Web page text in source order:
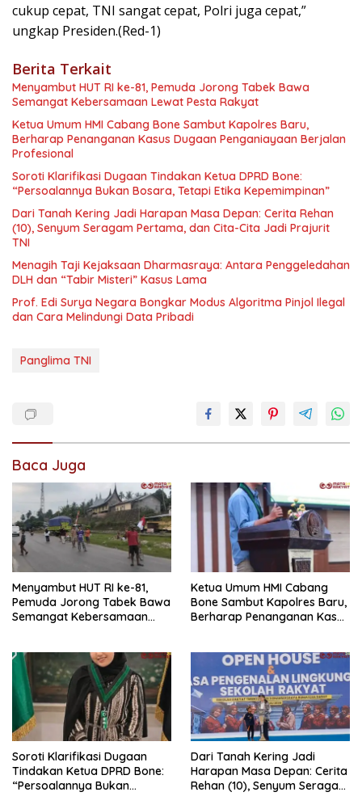
cukup cepat, TNI sangat cepat, Polri juga cepat,”
ungkap Presiden.(Red-1)
Berita Terkait
Menyambut HUT RI ke-81, Pemuda Jorong Tabek Bawa
Semangat Kebersamaan Lewat Pesta Rakyat
Ketua Umum HMI Cabang Bone Sambut Kapolres Baru,
Berharap Penanganan Kasus Dugaan Penganiayaan Berjalan
Profesional
Soroti Klarifikasi Dugaan Tindakan Ketua DPRD Bone:
“Persoalannya Bukan Bosara, Tetapi Etika Kepemimpinan”
Dari Tanah Kering Jadi Harapan Masa Depan: Cerita Rehan
(10), Senyum Seragam Pertama, dan Cita-Cita Jadi Prajurit
TNI
Menagih Taji Kejaksaan Dharmasraya: Antara Penggeledahan
DLH dan “Tabir Misteri” Kasus Lama
Prof. Edi Surya Negara Bongkar Modus Algoritma Pinjol Ilegal
dan Cara Melindungi Data Pribadi
Panglima TNI
Baca Juga
Menyambut HUT RI ke-81,
Pemuda Jorong Tabek Bawa
Semangat Kebersamaan
Ketua Umum HMI Cabang
Bone Sambut Kapolres Baru,
Berharap Penanganan Kasus
Soroti Klarifikasi Dugaan
Tindakan Ketua DPRD Bone:
“Persoalannya Bukan
Dari Tanah Kering Jadi
Harapan Masa Depan: Cerita
Rehan (10), Senyum Seragam